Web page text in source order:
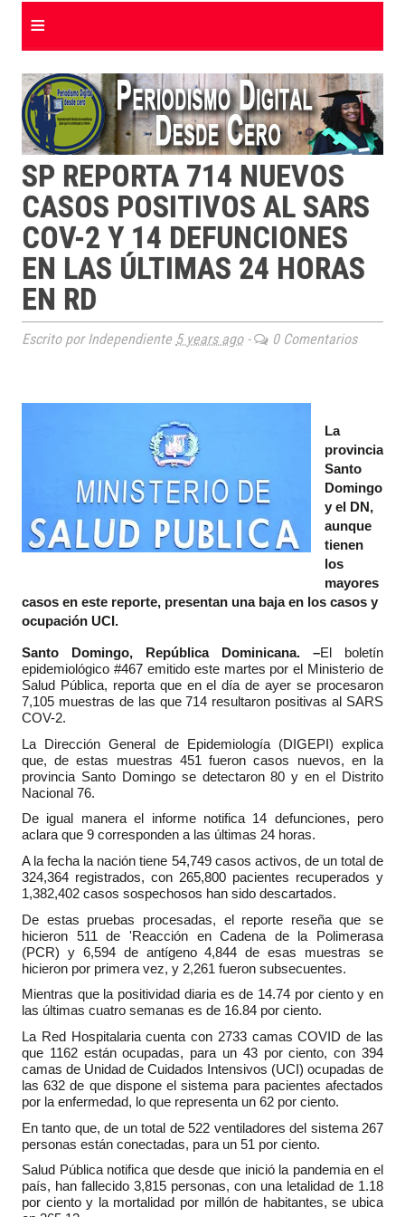
≡
SP REPORTA 714 NUEVOS
CASOS POSITIVOS AL SARS
COV-2 Y 14 DEFUNCIONES
EN LAS ÚLTIMAS 24 HORAS
EN RD
Escrito por Independiente 5 years ago- 0 Comentarios
La
provincia
Santo
Domingo
y el DN,
aunque
tienen
los
mayores
casos en este reporte, presentan una baja en los casos y
ocupación UCI.
Santo Domingo, República Dominicana. –El boletín
epidemiológico #467 emitido este martes por el Ministerio de
Salud Pública, reporta que en el día de ayer se procesaron
7,105 muestras de las que 714 resultaron positivas al SARS
COV-2.
La Dirección General de Epidemiología (DIGEPI) explica
que, de estas muestras 451 fueron casos nuevos, en la
provincia Santo Domingo se detectaron 80 y en el Distrito
Nacional 76.
De igual manera el informe notifica 14 defunciones, pero
aclara que 9 corresponden a las últimas 24 horas.
A la fecha la nación tiene 54,749 casos activos, de un total de
324,364 registrados, con 265,800 pacientes recuperados y
1,382,402 casos sospechosos han sido descartados.
De estas pruebas procesadas, el reporte reseña que se
hicieron 511 de 'Reacción en Cadena de la Polimerasa
(PCR) y 6,594 de antígeno 4,844 de esas muestras se
hicieron por primera vez, y 2,261 fueron subsecuentes.
Mientras que la positividad diaria es de 14.74 por ciento y en
las últimas cuatro semanas es de 16.84 por ciento.
La Red Hospitalaria cuenta con 2733 camas COVID de las
que 1162 están ocupadas, para un 43 por ciento, con 394
camas de Unidad de Cuidados Intensivos (UCI) ocupadas de
las 632 de que dispone el sistema para pacientes afectados
por la enfermedad, lo que representa un 62 por ciento.
En tanto que, de un total de 522 ventiladores del sistema 267
personas están conectadas, para un 51 por ciento.
Salud Pública notifica que desde que inició la pandemia en el
país, han fallecido 3,815 personas, con una letalidad de 1.18
por ciento y la mortalidad por millón de habitantes, se ubica